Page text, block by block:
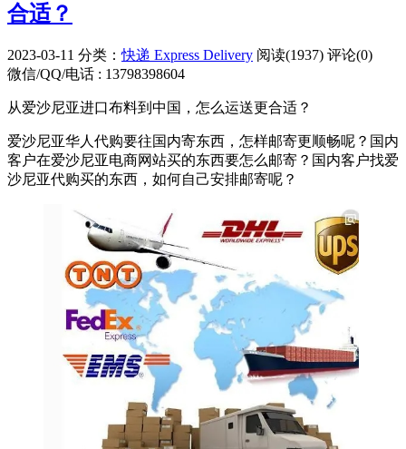
合适？
2023-03-11 分类：快递 Express Delivery 阅读(1937) 评论(0)
微信/QQ/电话 : 13798398604
从爱沙尼亚进口布料到中国，怎么运送更合适？
爱沙尼亚华人代购要往国内寄东西，怎样邮寄更顺畅呢？国内
客户在爱沙尼亚电商网站买的东西要怎么邮寄？国内客户找爱
沙尼亚代购买的东西，如何自己安排邮寄呢？